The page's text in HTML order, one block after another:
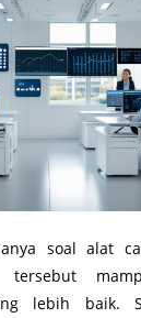
soal alat
tersebut
lebih baik.